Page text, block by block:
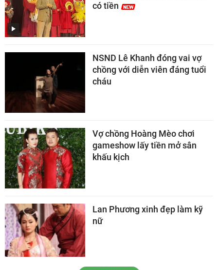
có tiền
NSND Lê Khanh đóng vai vợ
chồng với diễn viên đáng tuổi
cháu
Vợ chồng Hoàng Mèo chơi
gameshow lấy tiền mở sân
khấu kịch
Lan Phương xinh đẹp làm kỹ
nữ